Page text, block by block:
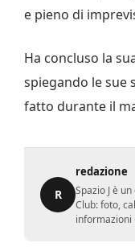
e pieno di
Ha concluso la
spiegando le sue
fatto durante il
R
redazione
Spazio J è
Club: foto,
informazioni